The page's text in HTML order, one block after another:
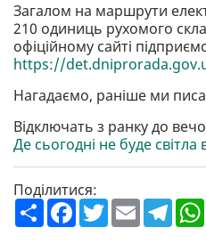
Загалом на маршрути
210 одиниць рухомого
офіційному сайті
https://
Нагадаємо, раніше ми
Відключать з ранку до
Де сьогодні не буде світла
Поділитися:
П
о
F
a
T
w
E
m
T
e